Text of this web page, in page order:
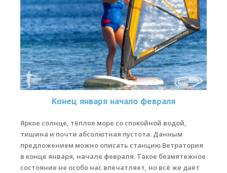
Конец января начало февраля
Яркое солнце, тёплое море со спокойной водой,
тишина и почти абсолютная пустота. Данным
предложением можно описать станцию Ветратория
в конце января, начале февраля. Такое безмятежное
состояние не особо нас впечатляет, но всё же даёт